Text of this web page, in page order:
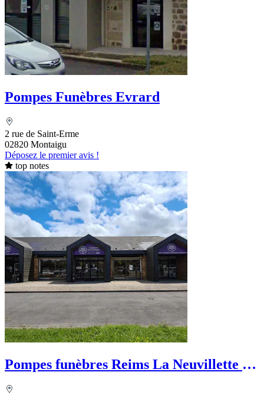
Pompes Funèbres Evrard
2 rue de Saint-Erme
02820 Montaigu
Déposez le premier avis !
top notes
Pompes funèbres Reims La Neuvillette -